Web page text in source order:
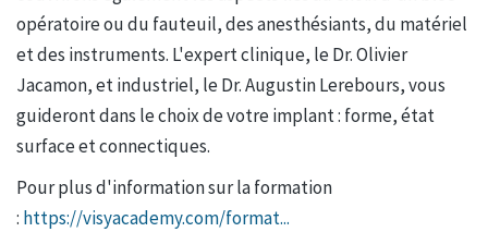
opératoire ou du fauteuil, des anesthésiants, du matériel
et des instruments. L'expert clinique, le Dr. Olivier
Jacamon, et industriel, le Dr. Augustin Lerebours, vous
guideront dans le choix de votre implant : forme, état
surface et connectiques.
Pour plus d'information sur la formation
: https://visyacademy.com/format...